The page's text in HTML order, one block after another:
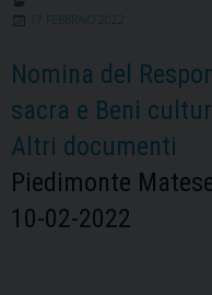
17 FEBBRAIO 2022
Nomina del
sacra e Beni
Altri documenti
Piedimonte
10-02-2022